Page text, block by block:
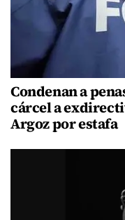
Condenan a
cárcel a
Argoz por estafa